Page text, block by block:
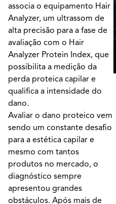
associa o equipamento Hair
Analyzer, um ultrassom de
alta precisão para a fase de
avaliação com o Hair
Analyzer Protein Index, que
possibilita a medição da
perda proteica capilar e
qualifica a intensidade do
dano.
Avaliar o dano proteico vem
sendo um constante desafio
para a estética capilar e
mesmo com tantos
produtos no mercado, o
diagnóstico sempre
apresentou grandes
obstáculos. Após mais de